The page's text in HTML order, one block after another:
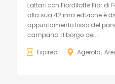
Lattari con Fiordilatte Fior di
alla sua 42.ima edizione è
appuntamento fisso del
campano. Il borgo dei...
Expired Agerola